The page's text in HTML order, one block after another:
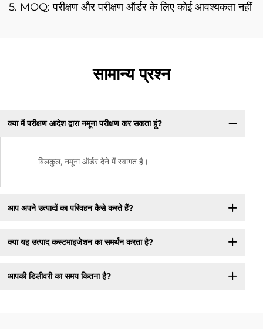
5. MOQ: परीक्षण और परीक्षण ऑर्डर के लिए कोई आवश्यकता नहीं
सामान्य प्रश्न
क्या मैं परीक्षण आदेश द्वारा नमूना परीक्षण कर सकता हूं?
बिलकुल, नमूना ऑर्डर देने में स्वागत है।
आप अपने उत्पादों का परिवहन कैसे करते हैं?
क्या यह उत्पाद कस्टमाइजेशन का समर्थन करता है?
आपकी डिलीवरी का समय कितना है?